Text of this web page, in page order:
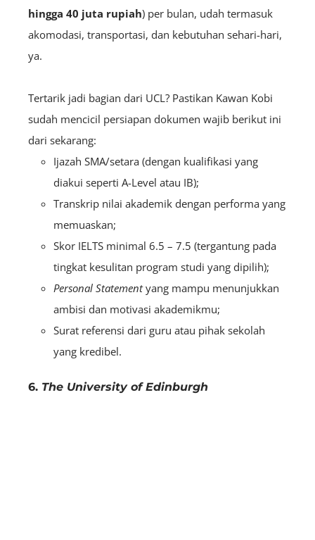
hingga 40 juta rupiah) per bulan, udah termasuk
akomodasi, transportasi, dan kebutuhan sehari-hari,
ya.
Tertarik jadi bagian dari UCL? Pastikan Kawan Kobi
sudah mencicil persiapan dokumen wajib berikut ini
dari sekarang:
Ijazah SMA/setara (dengan kualifikasi yang
diakui seperti A-Level atau IB);
Transkrip nilai akademik dengan performa yang
memuaskan;
Skor IELTS minimal 6.5 – 7.5 (tergantung pada
tingkat kesulitan program studi yang dipilih);
Personal Statementyang mampu menunjukkan
ambisi dan motivasi akademikmu;
Surat referensi dari guru atau pihak sekolah
yang kredibel.
6. The University of Edinburgh